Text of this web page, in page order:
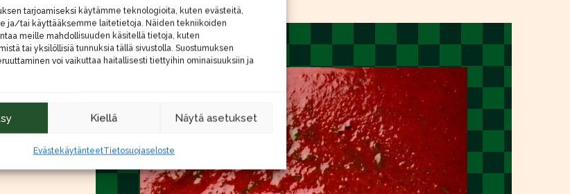
tarjoamiseksi käytämme teknologioita, kuten evästeitä,
ja/tai käyttääksemme laitetietoja. Näiden tekniikoiden
meille mahdollisuuden käsitellä tietoja, kuten
tai yksilöllisiä tunnuksia tällä sivustolla. Suostumuksen
voi vaikuttaa haitallisesti tiettyihin ominaisuuksiin ja
Kiellä Näytä asetukset
EvästekäytänteetTietosuojaseloste